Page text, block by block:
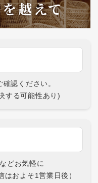
認ください。
する可能性あり)
どお気軽に
およそ1営業日後）